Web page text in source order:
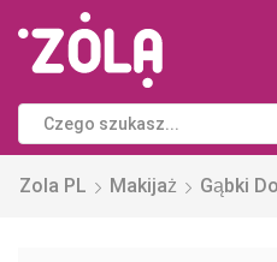
Zola PL Makijaż Gąbki